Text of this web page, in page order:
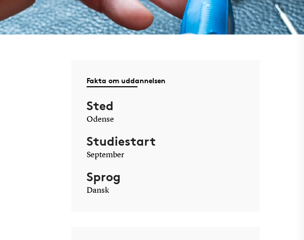
Fakta om uddannelsen
Sted
Odense
Studiestart
September
Sprog
Dansk